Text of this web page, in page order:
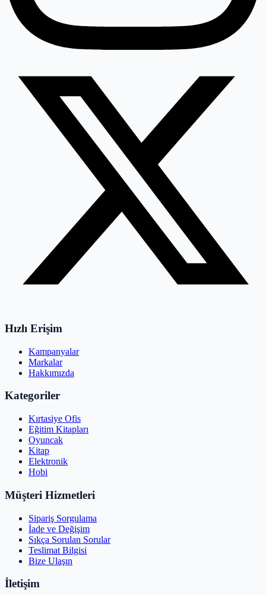
Hızlı Erişim
Kampanyalar
Markalar
Hakkımızda
Kategoriler
Kırtasiye Ofis
Eğitim Kitapları
Oyuncak
Kitap
Elektronik
Hobi
Müşteri Hizmetleri
Sipariş Sorgulama
İade ve Değişim
Sıkça Sorulan Sorular
Teslimat Bilgisi
Bize Ulaşın
İletişim